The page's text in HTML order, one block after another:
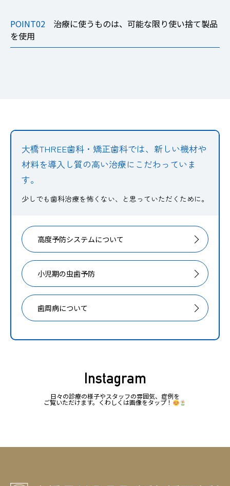
POINT02
治療に使うものは、可能な限り使い捨て製品
を使用
大橋THREE歯科・矯正歯科では、新しい機材や
材料を導入し質の高い治療にこだわっていま
す。
少しでも歯科治療を怖くない、と思っていただくために。
高度予防システムについて
小児期の虫歯予防
歯周病について
Instagram
日々の診療の様子やスタッフの雰囲気、症例を
ご覧いただけます。くわしくは画像をタップ！